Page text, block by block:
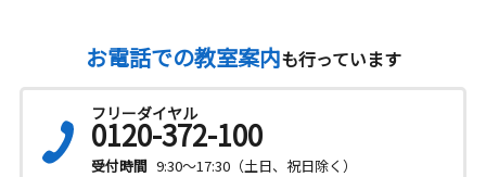
お電話での教室案内も行っています
フリーダイヤル
0120-372-100
受付時間 9:30～17:30（土日、祝日除く）